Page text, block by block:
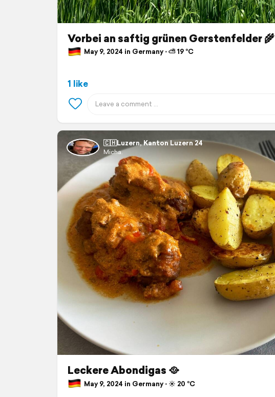
Vorbei an saftig grünen Gerstenfelder 🌾
May 9, 2024 in Germany ⋅ ⛅ 19 °C
1 like
🇨🇭Luzern, Kanton Luzern 24
Micha.
Leckere Abondigas 🥘
May 9, 2024 in Germany ⋅ ☀️ 20 °C